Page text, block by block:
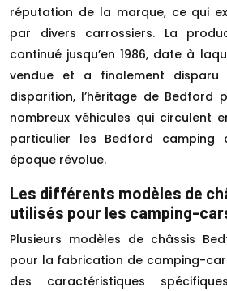
réputation de la marque, ce qui
par divers carrossiers. La
continué jusqu’en 1986, date à
vendue et a finalement disparu
disparition, l’héritage de Bedford
nombreux véhicules qui circulent
particulier les Bedford camping
époque révolue.
Les différents modèles de
utilisés pour les camping-
Plusieurs modèles de châssis
pour la fabrication de camping-
des caractéristiques